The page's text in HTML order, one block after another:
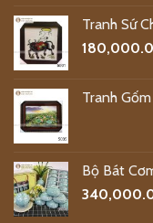
Tranh Sứ
Tranh
Bộ Bát